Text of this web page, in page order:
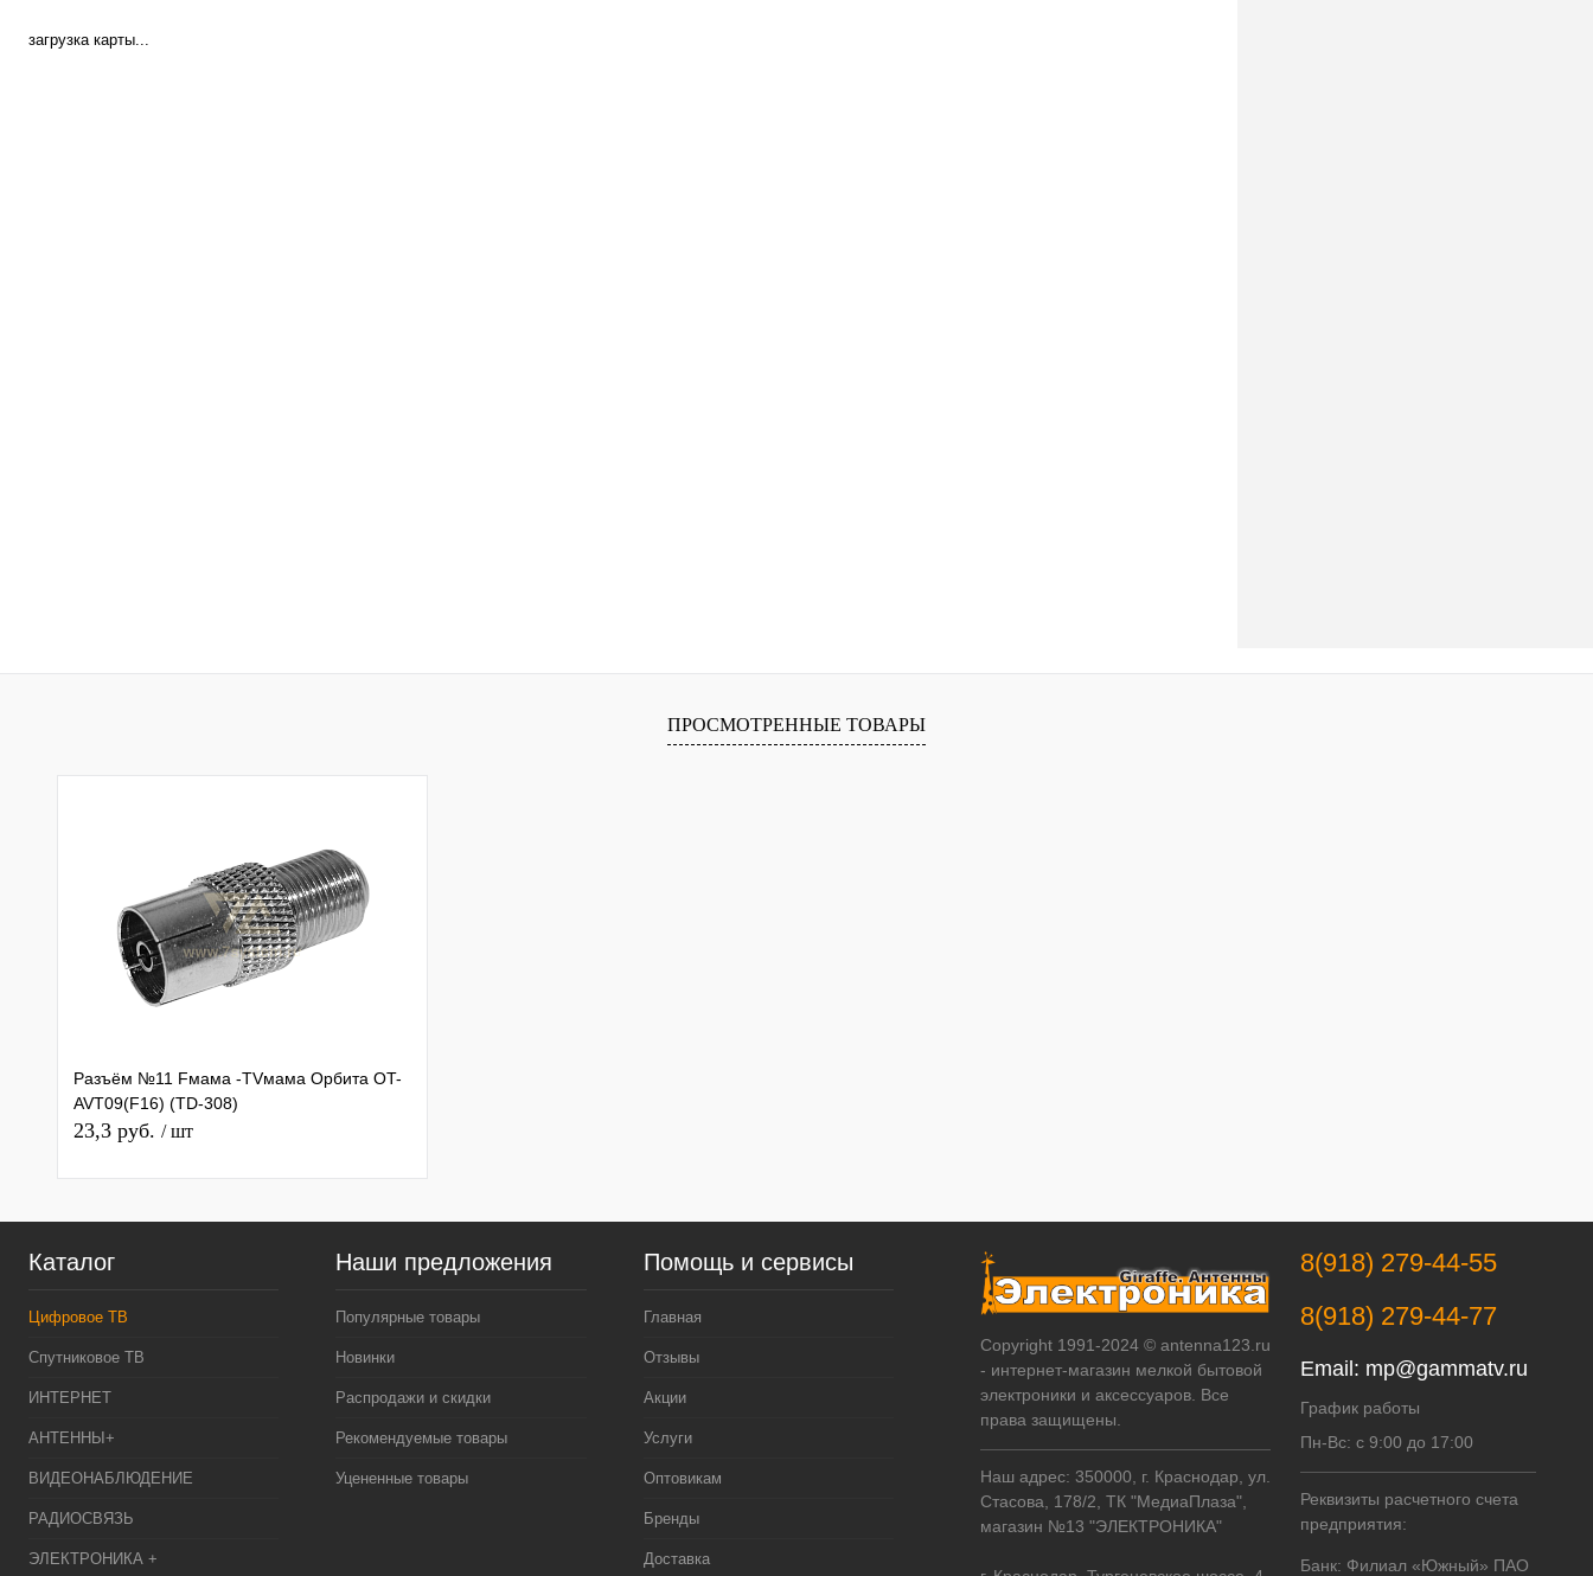
загрузка карты...
ПРОСМОТРЕННЫЕ ТОВАРЫ
Разъём №11 Fмама -TVмама Орбита OT-
AVT09(F16) (TD-308)
23,3 руб. / шт
Каталог
Цифровое ТВ
Спутниковое ТВ
ИНТЕРНЕТ
АНТЕННЫ+
ВИДЕОНАБЛЮДЕНИЕ
РАДИОСВЯЗЬ
ЭЛЕКТРОНИКА +
Наши предложения
Популярные товары
Новинки
Распродажи и скидки
Рекомендуемые товары
Уцененные товары
Помощь и сервисы
Главная
Отзывы
Акции
Услуги
Оптовикам
Бренды
Доставка
Copyright 1991-2024 © antenna123.ru
- интернет-магазин мелкой бытовой
электроники и аксессуаров. Все
права защищены.
Наш адрес: 350000, г. Краснодар, ул.
Стасова, 178/2, ТК "МедиаПлаза",
магазин №13 "ЭЛЕКТРОНИКА"
8(918) 279-44-55
8(918) 279-44-77
Email: mp@gammatv.ru
График работы
Пн-Вс: с 9:00 до 17:00
Реквизиты расчетного счета
предприятия:
Банк: Филиал «Южный» ПАО